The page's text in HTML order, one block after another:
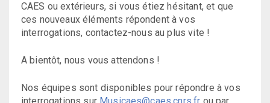
CAES ou extérieurs, si vous étiez hésitant, et que
ces nouveaux éléments répondent à vos
interrogations, contactez-nous au plus vite !
A bientôt, nous vous attendons !
Nos équipes sont disponibles pour répondre à vos